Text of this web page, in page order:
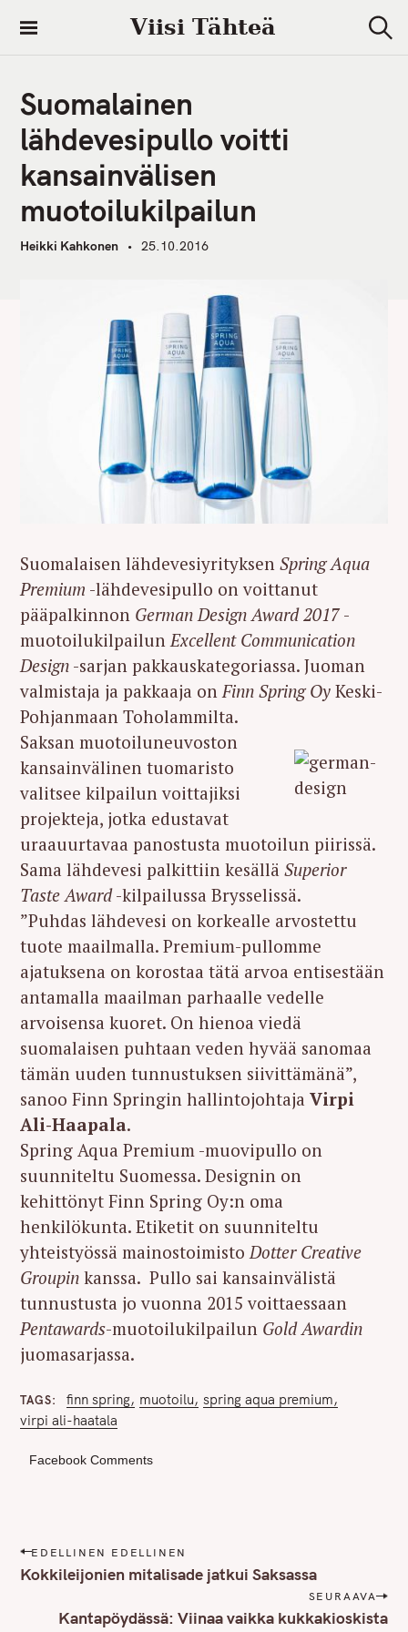
i
Viisi Tähteä
e
Suomalainen
lähdevesipullo voitti
kansainvälisen
muotoilukilpailun
Heikki Kahkonen 25.10.2016
Suomalaisen lähdevesiyrityksen Spring Aqua
Premium -lähdevesipullo on voittanut
pääpalkinnon German Design Award 2017-
muotoilukilpailun Excellent Communication
Design -sarjan pakkauskategoriassa. Juoman
valmistaja ja pakkaaja on Finn Spring Oy Keski-
Pohjanmaan Toholammilta.
Saksan muotoiluneuvoston
kansainvälinen tuomaristo
valitsee kilpailun voittajiksi
projekteja, jotka edustavat
uraauurtavaa panostusta muotoilun piirissä.
Sama lähdevesi palkittiin kesällä Superior
Taste Award-kilpailussa Brysselissä.
”Puhdas lähdevesi on korkealle arvostettu
tuote maailmalla. Premium-pullomme
ajatuksena on korostaa tätä arvoa entisestään
antamalla maailman parhaalle vedelle
arvoisensa kuoret. On hienoa viedä
suomalaisen puhtaan veden hyvää sanomaa
tämän uuden tunnustuksen siivittämänä”,
sanoo Finn Springin hallintojohtaja Virpi
Ali-Haapala.
Spring Aqua Premium -muovipullo on
suunniteltu Suomessa. Designin on
kehittönyt Finn Spring Oy:n oma
henkilökunta. Etiketit on suunniteltu
yhteistyössä mainostoimisto Dotter Creative
Groupin kanssa. Pullo sai kansainvälistä
tunnustusta jo vuonna 2015 voittaessaan
Pentawards-muotoilukilpailun Gold Awardin
juomasarjassa.
TAGS finn spring muotoilu spring aqua premium
virpi ali-haatala
Facebook Comments
P
o
EDELLINEN EDELLINEN
Kokkileijonien mitalisade jatkui Saksassa
SEURAAVA
Kantapöydässä: Viinaa vaikka kukkakioskista